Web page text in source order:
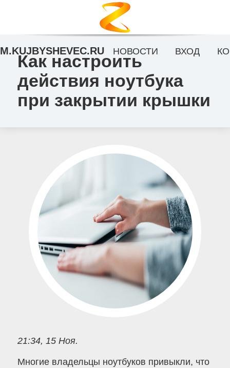
Как настроить
действия ноутбука
при закрытии крышки
21:34, 15 Ноя.
Многие владельцы ноутбуков привыкли, что
M.KUJBYSHEVEC.RU НОВОСТИ ВХОД